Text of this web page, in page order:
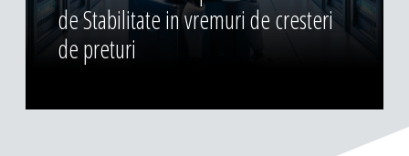
de Stabilitate in vremuri de cresteri
de preturi